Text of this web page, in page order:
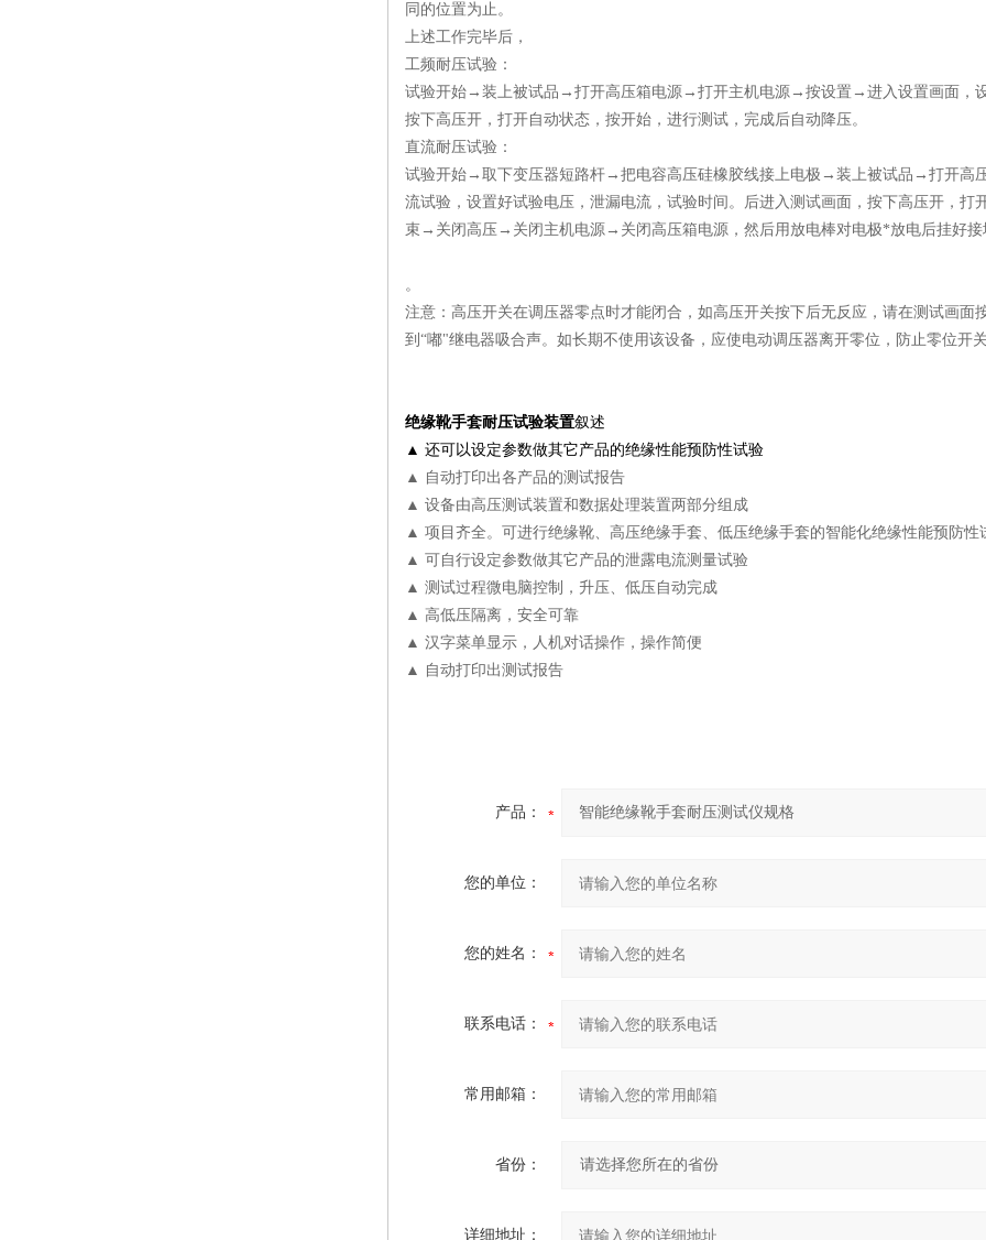
同的位置为止。
上述工作完毕后，
工频耐压试验：
试验开始→装上被试品→打开高压箱电源→打开主机电源→按设置→进入设置画面，
按下高压开，打开自动状态，按开始，进行测试，完成后自动降压。
直流耐压试验：
试验开始→取下变压器短路杆→把电容高压硅橡胶线接上电极→装上被试品→打开
流试验，设置好试验电压，泄漏电流，试验时间。后进入测试画面，按下高压开，
束→关闭高压→关闭主机电源→关闭高压箱电源，然后用放电棒对电极*放电后挂好接
。
注意：高压开关在调压器零点时才能闭合，如高压开关按下后无反应，请在测试画
到“嘟"继电器吸合声。如长期不使用该设备，应使电动调压器离开零位，防止零位开
绝缘靴手套耐压试验装置叙述
▲ 还可以设定参数做其它产品的绝缘性能预防性试验
▲ 自动打印出各产品的测试报告
▲ 设备由高压测试装置和数据处理装置两部分组成
▲ 项目齐全。可进行绝缘靴、高压绝缘手套、低压绝缘手套的智能化绝缘性能预防性
▲ 可自行设定参数做其它产品的泄露电流测量试验
▲ 测试过程微电脑控制，升压、低压自动完成
▲ 高低压隔离，安全可靠
▲ 汉字菜单显示，人机对话操作，操作简便
▲ 自动打印出测试报告
产品：
您的单位：
您的姓名：
联系电话：
常用邮箱：
省份：
详细地址：